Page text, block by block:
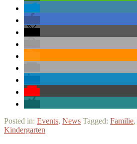
Posted in: Events, News Tagged: Familie,
Kindergarten